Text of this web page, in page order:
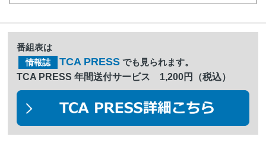
番組表は
情報誌 TCA PRESS でも見られます。
TCA PRESS 年間送付サービス 1,200円（税込）